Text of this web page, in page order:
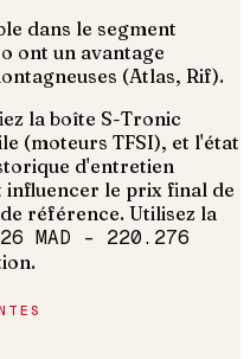
dans le segment
ont un avantage
(Atlas, Rif).
la boîte S-Tronic
(moteurs TFSI), et l'état
d'entretien
influencer le prix final de
référence. Utilisez la
MAD – 220.276